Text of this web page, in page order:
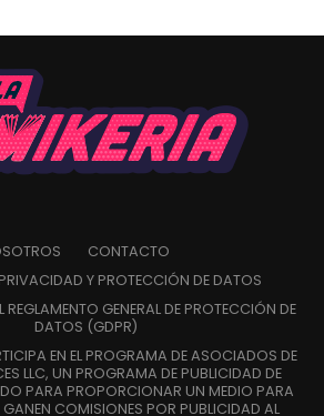
CONTACTO
Y PROTECCIÓN DE DATOS
REGLAMENTO GENERAL DE PROTECCIÓN DE
DATOS (GDPR)
EN EL PROGRAMA DE ASOCIADOS DE
LLC, UN PROGRAMA DE PUBLICIDAD DE
PARA PROPORCIONAR UN MEDIO PARA
GANEN COMISIONES POR PUBLICIDAD AL